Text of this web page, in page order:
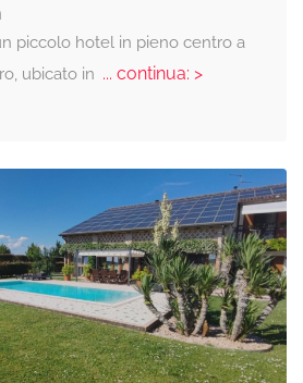
piccolo hotel in pieno centro a
ubicato in ... continua: >